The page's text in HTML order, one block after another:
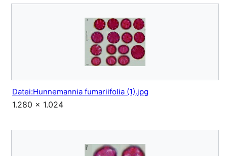
Datei:Hunnemannia fumariifolia (1).jpg
1.280 × 1.024